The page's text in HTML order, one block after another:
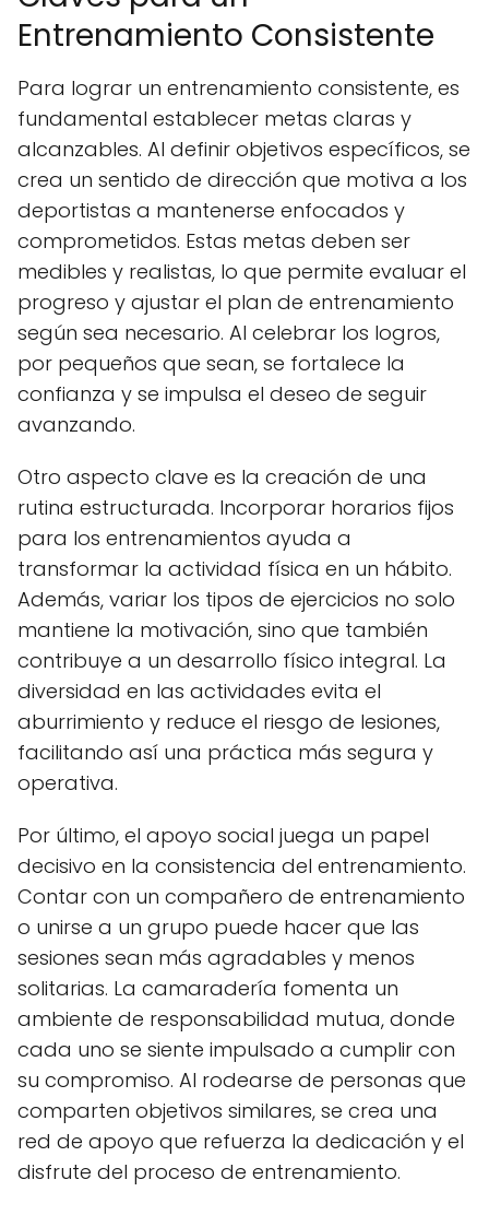
Entrenamiento Consistente
Para lograr un entrenamiento consistente, es
fundamental establecer metas claras y
alcanzables. Al definir objetivos específicos, se
crea un sentido de dirección que motiva a los
deportistas a mantenerse enfocados y
comprometidos. Estas metas deben ser
medibles y realistas, lo que permite evaluar el
progreso y ajustar el plan de entrenamiento
según sea necesario. Al celebrar los logros,
por pequeños que sean, se fortalece la
confianza y se impulsa el deseo de seguir
avanzando.
Otro aspecto clave es la creación de una
rutina estructurada. Incorporar horarios fijos
para los entrenamientos ayuda a
transformar la actividad física en un hábito.
Además, variar los tipos de ejercicios no solo
mantiene la motivación, sino que también
contribuye a un desarrollo físico integral. La
diversidad en las actividades evita el
aburrimiento y reduce el riesgo de lesiones,
facilitando así una práctica más segura y
operativa.
Por último, el apoyo social juega un papel
decisivo en la consistencia del entrenamiento.
Contar con un compañero de entrenamiento
o unirse a un grupo puede hacer que las
sesiones sean más agradables y menos
solitarias. La camaradería fomenta un
ambiente de responsabilidad mutua, donde
cada uno se siente impulsado a cumplir con
su compromiso. Al rodearse de personas que
comparten objetivos similares, se crea una
red de apoyo que refuerza la dedicación y el
disfrute del proceso de entrenamiento.